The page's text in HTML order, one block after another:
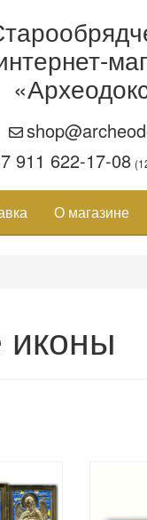
911 622-17-08
О магазине